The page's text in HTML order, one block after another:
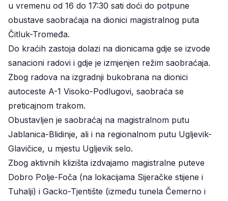
u vremenu od 16 do 17:30 sati doći do potpune
obustave saobraćaja na dionici magistralnog puta
Čitluk-Tromeđa.
Do kraćih zastoja dolazi na dionicama gdje se izvode
sanacioni radovi i gdje je izmjenjen režim saobraćaja.
Zbog radova na izgradnji bukobrana na dionici
autoceste A-1 Visoko-Podlugovi, saobraća se
preticajnom trakom.
Obustavljen je saobraćaj na magistralnom putu
Jablanica-Blidinje, ali i na regionalnom putu Ugljevik-
Glavičice, u mjestu Ugljevik selo.
Zbog aktivnih klizišta izdvajamo magistralne puteve
Dobro Polje-Foča (na lokacijama Sijeračke stijene i
Tuhalji) i Gacko-Tjentište (između tunela Čemerno i